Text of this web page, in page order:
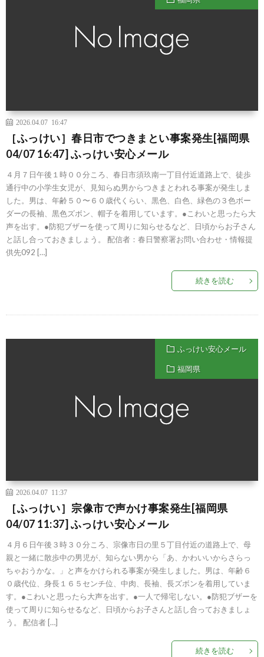
2026.04.07 16:47
［ふっけい］春日市でつきまとい事案発生[福岡県
04/07 16:47] ふっけい安心メール
４月７日午後１時００分ころ、春日市須玖南一丁目付近道路上で、徒歩
通行中の小学生女児が、見知らぬ男からつきまとわれる事案が発生しま
した。男は、年齢５０〜６０歳代くらい、黒色、白色、緑色の３色ボー
ダーの長袖、黒色ズボン、帽子を着用しています。●こわいと思ったら大
声を出す。●防犯ブザーを使って周りに知らせるなど、日頃からお子さん
と話し合っておきましょう。 配信者：春日警察署お問い合わせ・情報提
供先092 […]
続きを読む
ふっけい安心メール
福岡県
2026.04.07 11:37
［ふっけい］宗像市で声かけ事案発生[福岡県
04/07 11:37] ふっけい安心メール
４月６日午後３時３０分ころ、宗像市日の里５丁目付近の道路上で、母
親と一緒に散歩中の男児が、知らない男から「あ、かわいいからさらっ
ちゃおうかな。」と声をかけられる事案が発生しました。男は、年齢６
０歳代位、身長１６５センチ位、中肉、長袖、長ズボンを着用していま
す。●こわいと思ったら大声を出す。●一人で帰宅しない。●防犯ブザーを
使って周りに知らせるなど、日頃からお子さんと話し合っておきましょ
う。 配信者 […]
続きを読む